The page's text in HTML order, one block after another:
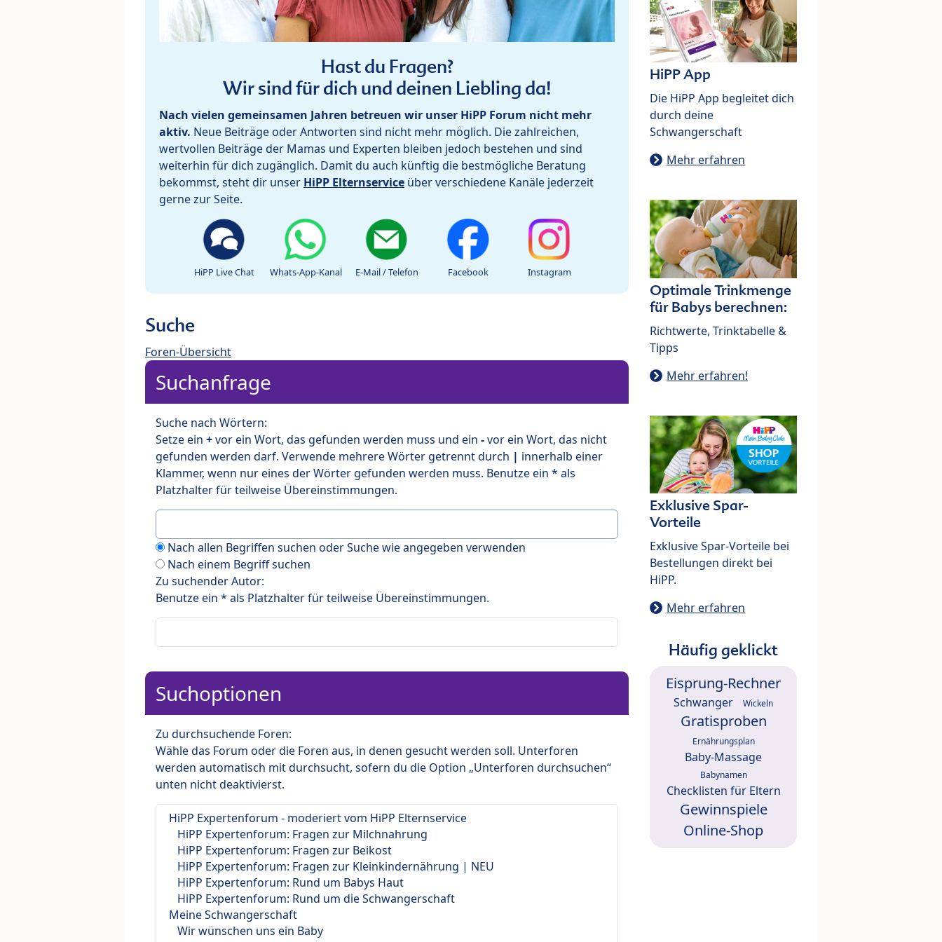
Hast du Fragen?
Wir sind für dich und deinen Liebling da!
Nach vielen gemeinsamen Jahren betreuen wir unser HiPP Forum nicht mehr
aktiv. Neue Beiträge oder Antworten sind nicht mehr möglich. Die zahlreichen,
wertvollen Beiträge der Mamas und Experten bleiben jedoch bestehen und sind
weiterhin für dich zugänglich. Damit du auch künftig die bestmögliche Beratung
bekommst, steht dir unser HiPP Elternservice über verschiedene Kanäle jederzeit
gerne zur Seite.
HiPP Live Chat Whats-App-Kanal E-Mail / Telefon Facebook Instagram
Suche
Foren-Übersicht
Suchanfrage
Suche nach Wörtern:
Setze ein +vor ein Wort, das gefunden werden muss und ein -vor ein Wort, das nicht
gefunden werden darf. Verwende mehrere Wörter getrennt durch | innerhalb einer
Klammer, wenn nur eines der Wörter gefunden werden muss. Benutze ein * als
Platzhalter für teilweise Übereinstimmungen.
Nach allen Begriffen suchen oder Suche wie angegeben verwenden
Nach einem Begriff suchen
Zu suchender Autor:
Benutze ein * als Platzhalter für teilweise Übereinstimmungen.
Suchoptionen
Zu durchsuchende Foren:
Wähle das Forum oder die Foren aus, in denen gesucht werden soll. Unterforen
werden automatisch mit durchsucht, sofern du die Option „Unterforen durchsuchen“
unten nicht deaktivierst.
HiPP App
Die HiPP App begleitet dich
durch deine
Schwangerschaft
Mehr erfahren
Optimale Trinkmenge
für Babys berechnen:
Richtwerte, Trinktabelle &
Tipps
Mehr erfahren!
Exklusive Spar-
Vorteile
Exklusive Spar-Vorteile bei
Bestellungen direkt bei
HiPP.
Mehr erfahren
Häufig geklickt
Eisprung-Rechner
Schwanger Wickeln
Gratisproben
Ernährungsplan
Baby-Massage
Babynamen
Checklisten für Eltern
Gewinnspiele
Online-Shop